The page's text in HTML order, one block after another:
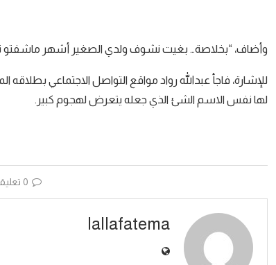
وأضاف، “بخلاصة… بغيت نشوف ولدي الصغير أشهر ماشفتو
للإشارة، فاجأ عبدالله رواد مواقع التواصل الاجتماعي
لها نفس الاسم الشئ الذي جعله يتعرض لهجوم كبير.
0 تعليقات
lallafatema